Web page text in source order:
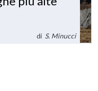
di S. Minucci